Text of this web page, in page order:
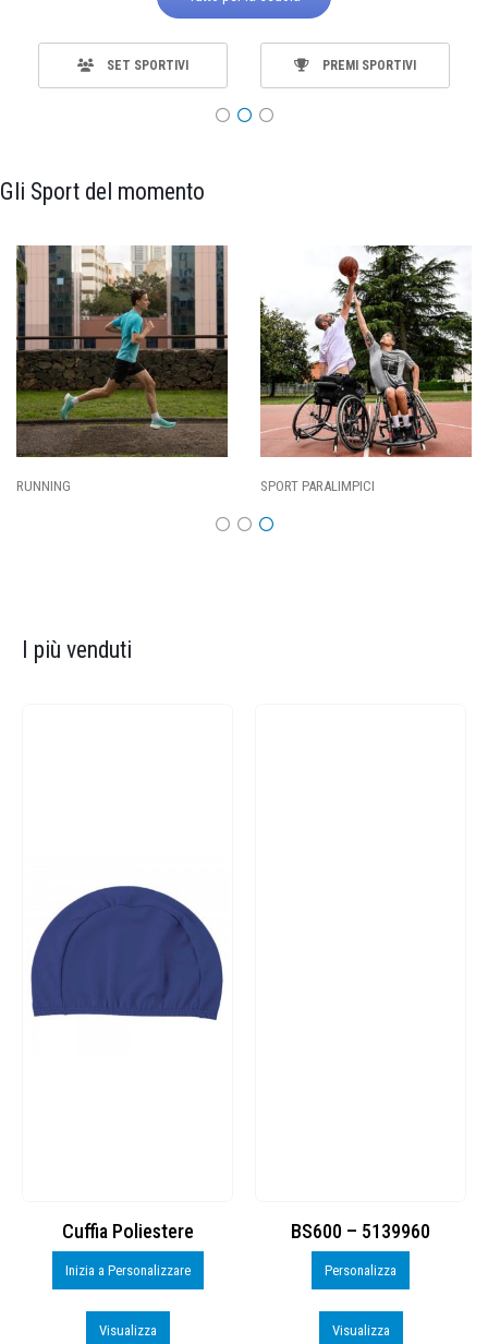
SET SPORTIVI PREMI SPORTIVI
Gli Sport del momento
CALCIO
I più venduti
Cuffia Poliestere
Inizia a Personalizzare
Visualizza
BS600 – 5139960
Personalizza
Visualizza